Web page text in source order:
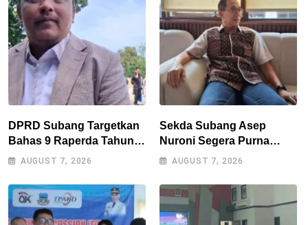
DPRD Subang Targetkan
Bahas 9 Raperda Tahun
Ini, Naskah Akademik Jadi
AUGUST 7, 2026
Sekda Subang Asep
Nuroni Segera Purna
Tugas, Berharap Tak Ada
AUGUST 7, 2026